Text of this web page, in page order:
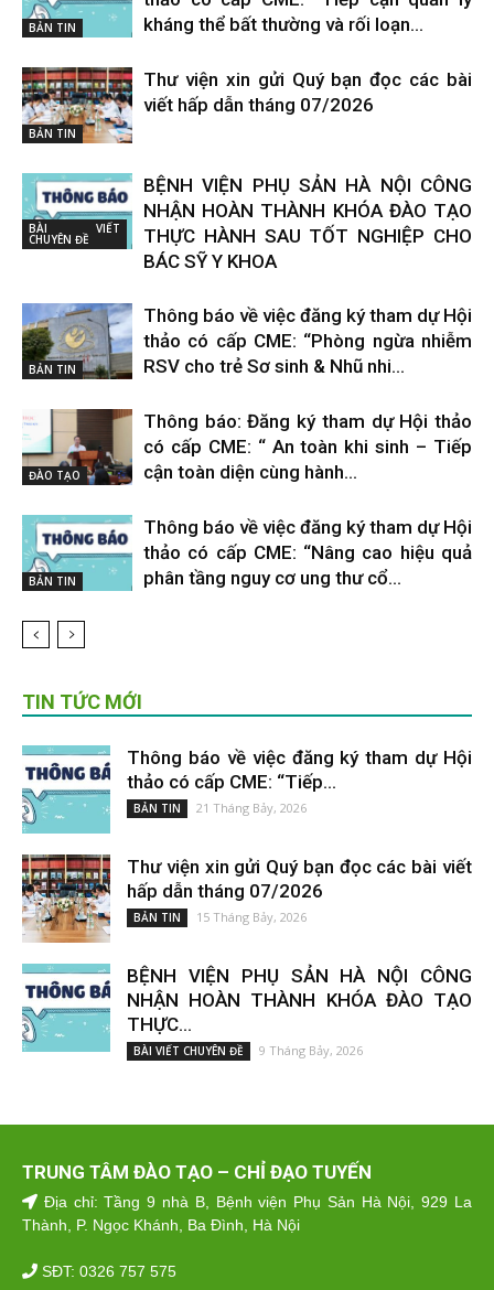
BẢN TIN
kháng thể bất thường và rối loạn...
BẢN TIN
Thư viện xin gửi Quý bạn đọc các bài
viết hấp dẫn tháng 07/2026
BÀI VIẾT
CHUYÊN ĐỀ
BỆNH VIỆN PHỤ SẢN HÀ NỘI CÔNG
NHẬN HOÀN THÀNH KHÓA ĐÀO TẠO
THỰC HÀNH SAU TỐT NGHIỆP CHO
BÁC SỸ Y KHOA
BẢN TIN
Thông báo về việc đăng ký tham dự Hội
thảo có cấp CME: “Phòng ngừa nhiễm
RSV cho trẻ Sơ sinh & Nhũ nhi...
ĐÀO TẠO
Thông báo: Đăng ký tham dự Hội thảo
có cấp CME: “ An toàn khi sinh – Tiếp
cận toàn diện cùng hành...
BẢN TIN
Thông báo về việc đăng ký tham dự Hội
thảo có cấp CME: “Nâng cao hiệu quả
phân tầng nguy cơ ung thư cổ...
TIN TỨC MỚI
Thông báo về việc đăng ký tham dự Hội
thảo có cấp CME: “Tiếp...
BẢN TIN 21 Tháng Bảy, 2026
Thư viện xin gửi Quý bạn đọc các bài viết
hấp dẫn tháng 07/2026
BẢN TIN 15 Tháng Bảy, 2026
BỆNH VIỆN PHỤ SẢN HÀ NỘI CÔNG
NHẬN HOÀN THÀNH KHÓA ĐÀO TẠO
THỰC...
BÀI VIẾT CHUYÊN ĐỀ 9 Tháng Bảy, 2026
TRUNG TÂM ĐÀO TẠO – CHỈ ĐẠO TUYẾN
Địa chỉ: Tầng 9 nhà B, Bệnh viện Phụ Sản Hà Nội, 929 La
Thành, P. Ngọc Khánh, Ba Đình, Hà Nội
SĐT: 0326 757 575